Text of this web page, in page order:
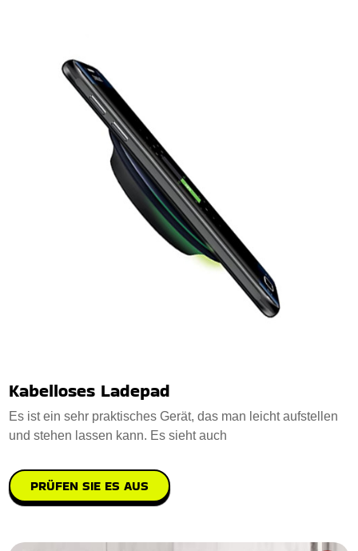
Kabelloses Ladepad
Es ist ein sehr praktisches Gerät, das man leicht aufstellen
und stehen lassen kann. Es sieht auch
PRÜFEN SIE ES AUS